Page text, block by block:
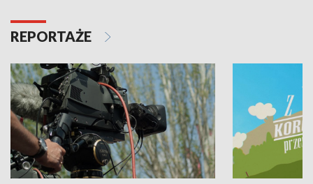
REPORTAŻE